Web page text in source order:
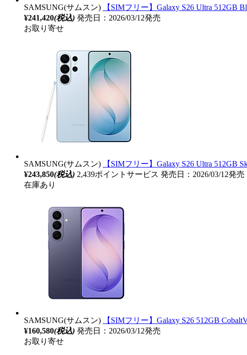
SAMSUNG(サムスン)
【SIMフリー】Galaxy S26 Ultra 512GB
¥241,420(税込) 発売日：2026/03/12発売
お取り寄せ
SAMSUNG(サムスン)
【SIMフリー】Galaxy S26 Ultra 512GB
¥243,850(税込) 2,439ポイントサービス 発売日：2026/03/12発売
在庫あり
SAMSUNG(サムスン)
【SIMフリー】Galaxy S26 512GB
¥160,580(税込) 発売日：2026/03/12発売
お取り寄せ